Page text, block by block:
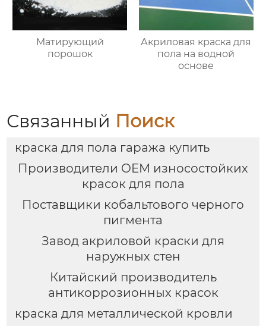
Mатирующий
порошок
Акриловая краска для
пола на водной
основе
Связанный Поиск
краска для пола гаража купить
Производители OEM износостойких
красок для пола
Поставщики кобальтового черного
пигмента
Завод акриловой краски для
наружных стен
Китайский производитель
антикоррозионных красок
краска для металлической кровли